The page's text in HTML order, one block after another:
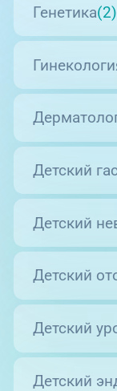
Генетика(2)
Детский
Детский
Детский
Детский
Детский